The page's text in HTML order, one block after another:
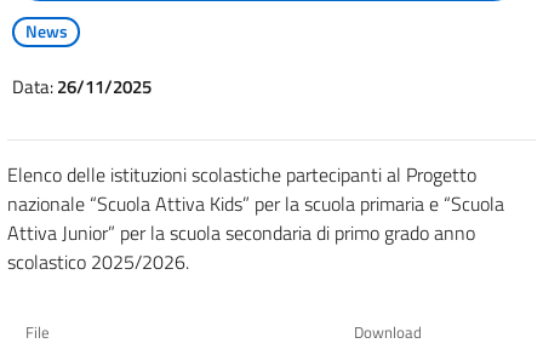
News
Data:26/11/2025
Elenco delle istituzioni scolastiche partecipanti al Progetto
nazionale “Scuola Attiva Kids” per la scuola primaria e “Scuola
Attiva Junior” per la scuola secondaria di primo grado anno
scolastico 2025/2026.
File Download